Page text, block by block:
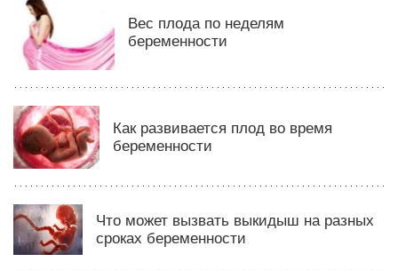
Вес плода по неделям
беременности
Как развивается плод во время
беременности
Что может вызвать выкидыш на разных
сроках беременности